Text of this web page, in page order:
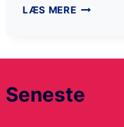
LÆS MERE
Seneste